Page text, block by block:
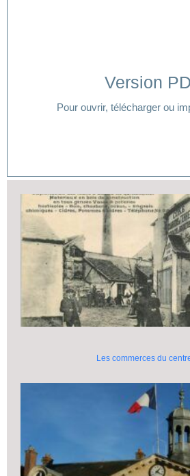
Version
Pour ouvrir, télécharger ou
Cliquer ici
Les commerces du